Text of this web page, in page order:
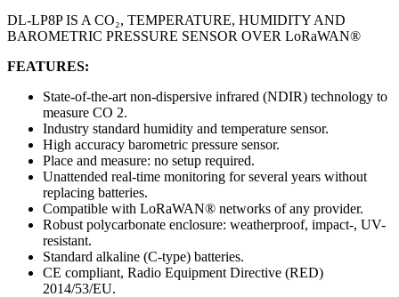
DL-LP8P IS A CO₂, TEMPERATURE, HUMIDITY AND
BAROMETRIC PRESSURE SENSOR OVER LoRaWAN®
FEATURES:
State-of-the-art non-dispersive infrared (NDIR) technology to
measure CO 2.
Industry standard humidity and temperature sensor.
High accuracy barometric pressure sensor.
Place and measure: no setup required.
Unattended real-time monitoring for several years without
replacing batteries.
Compatible with LoRaWAN® networks of any provider.
Robust polycarbonate enclosure: weatherproof, impact-, UV-
resistant.
Standard alkaline (C-type) batteries.
CE compliant, Radio Equipment Directive (RED)
2014/53/EU.